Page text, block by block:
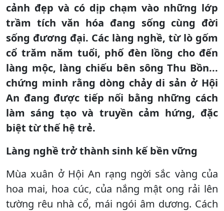
cảnh đẹp và có dịp chạm vào những lớp
trầm tích văn hóa đang sống cùng đời
sống đương đại. Các làng nghề, từ lò gốm
cổ trăm năm tuổi, phố đèn lồng cho đến
làng mộc, làng chiếu bên sông Thu Bồn...
chứng minh rằng dòng chảy di sản ở Hội
An đang được tiếp nối bằng những cách
làm sáng tạo và truyền cảm hứng, đặc
biệt từ thế hệ trẻ.
Làng nghề trở thành sinh kế bền vững
Mùa xuân ở Hội An rạng ngời sắc vàng của
hoa mai, hoa cúc, của nắng mật ong rải lên
tường rêu nhà cổ, mái ngói âm dương. Cách